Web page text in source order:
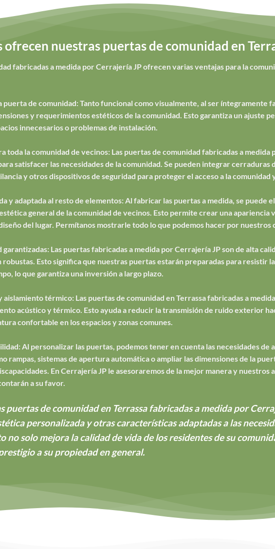
ofrecen nuestras puertas de comunidad en
fabricadas a medida por Cerrajería JP ofrecen varias ventajas para la
de comunidad: Tanto funcional como visualmente, al ser íntegramente
y requerimientos estéticos de la comunidad. Esto garantiza un ajuste
innecesarios o problemas de instalación.
toda la comunidad de vecinos: Las puertas de comunidad fabricadas a
satisfacer las necesidades de la comunidad. Se pueden integrar cerraduras
y otros dispositivos de seguridad para proteger el acceso a la
y adaptada al resto de elementos: Al fabricar las puertas a medida, se puede
general de la comunidad de vecinos. Esto permite crear una
del lugar. Permítanos mostrarle todo lo que podemos hacer por nuestros
Las puertas fabricadas a medida por Cerrajería JP son de alta
Esto significa que nuestras puertas estarán preparadas para resistir
lo que garantiza una inversión a largo plazo.
aislamiento térmico: Las puertas de comunidad en Terrassa fabricadas a
acústico y térmico. Esto ayuda a reducir la transmisión de ruido exterior
confortable en los espacios y zonas comunes.
Al personalizar las puertas, podemos tener en cuenta las necesidades de
rampas, sistemas de apertura automática o ampliar las dimensiones de la
En Cerrajería JP le asesoraremos de la mejor manera y
a su favor.
puertas de comunidad en Terrassa fabricadas a medida por
personalizada y otras características adaptadas a las
no solo mejora la calidad de vida de los residentes de su
a su propiedad en general.